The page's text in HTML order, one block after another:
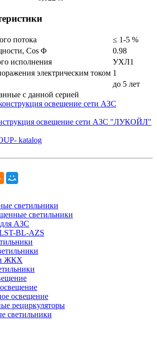
потока
≤ 1-5 %
Cos Φ
0.98
исполнения
УХЛ1
электрическим током 1
до 5 лет
с данной серией
освещение сети АЗС "ЛУКОЙЛ"
katalog
светильники
светильники
АЗС
BL-AZS
ЖКХ
освещение
рециркуляторы
светильники